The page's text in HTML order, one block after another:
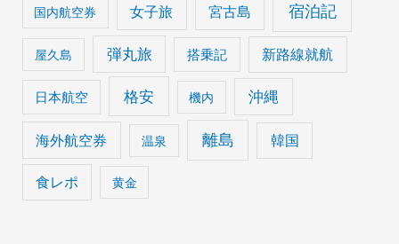
国内航空券 女子旅 宮古島 宿泊記
屋久島 弾丸旅 搭乗記 新路線就航
日本航空 格安 機内 沖縄
海外航空券 温泉 離島 韓国
食レポ 黄金